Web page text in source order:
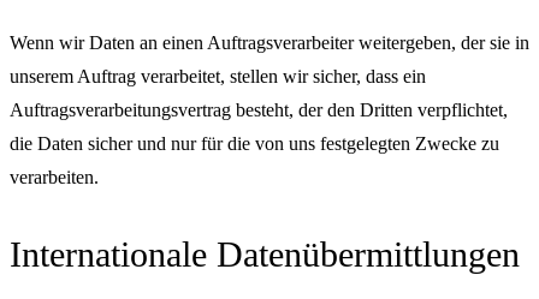
Wenn wir Daten an einen Auftragsverarbeiter weitergeben, der sie in
unserem Auftrag verarbeitet, stellen wir sicher, dass ein
Auftragsverarbeitungsvertrag besteht, der den Dritten verpflichtet,
die Daten sicher und nur für die von uns festgelegten Zwecke zu
verarbeiten.
Internationale Datenübermittlungen